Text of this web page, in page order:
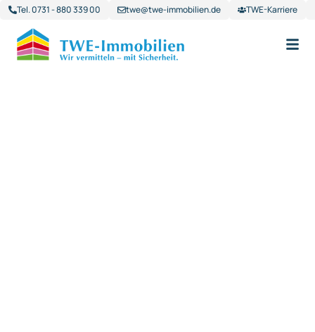
Tel. 0731 - 880 339 00 twe@twe-immobilien.de TWE-Karriere